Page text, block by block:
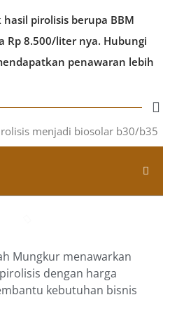
pirolisis berupa BBM
Rp 8.500/liter nya. Hubungi
penawaran lebih
Mungkur menawarkan
dengan harga
kebutuhan bisnis